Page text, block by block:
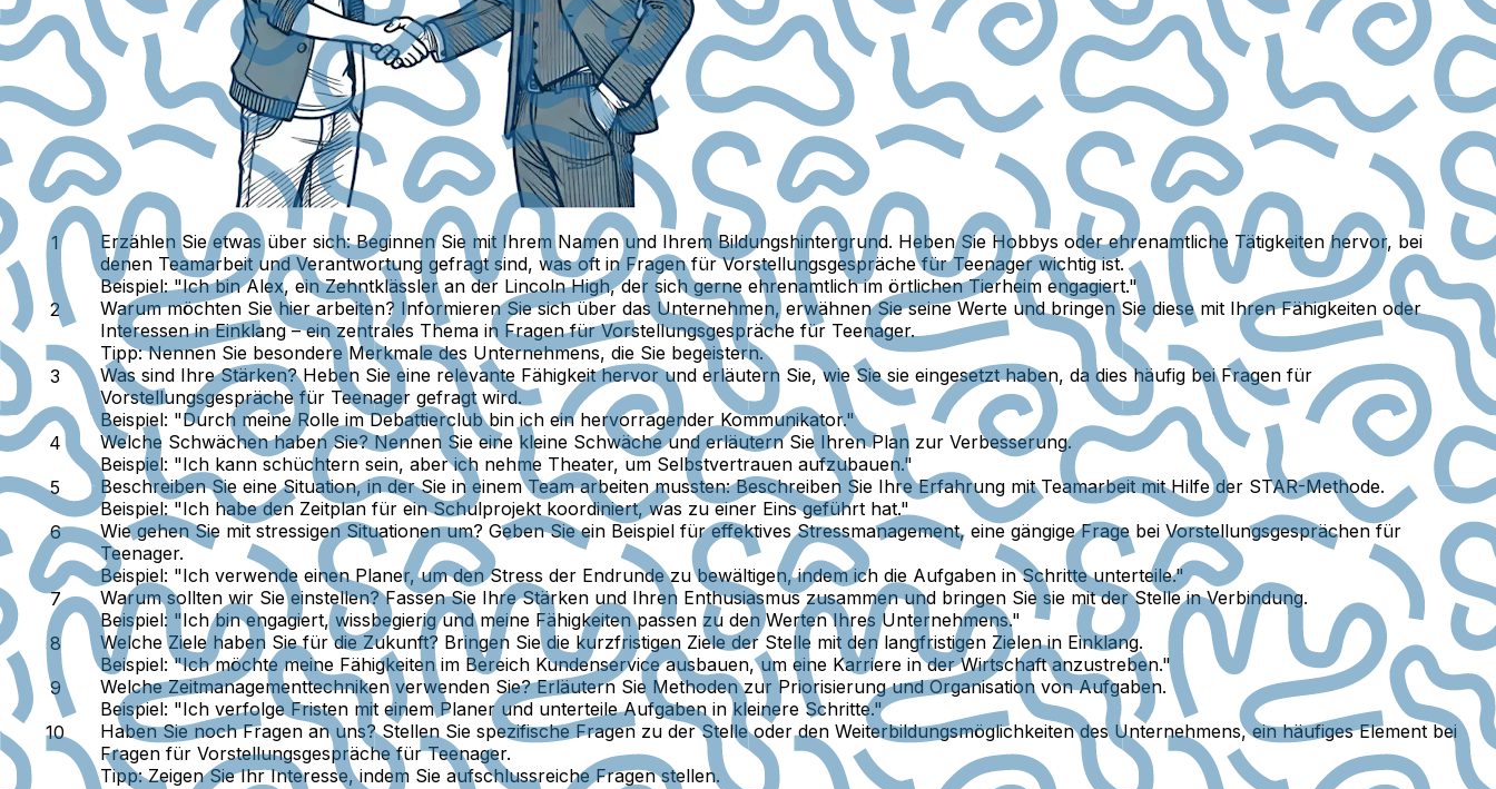
Erzählen Sie etwas über sich:Beginnen Sie mit Ihrem Namen und Ihrem Bildungshintergrund. Heben Sie Hobbys oder ehrenamtliche Tätigkeiten hervor, bei
denen Teamarbeit und Verantwortung gefragt sind, was oft in Fragen für Vorstellungsgespräche für Teenager wichtig ist.
Beispiel:"Ich bin Alex, ein Zehntklässler an der Lincoln High, der sich gerne ehrenamtlich im örtlichen Tierheim engagiert."
Warum möchten Sie hier arbeiten? Informieren Sie sich über das Unternehmen, erwähnen Sie seine Werte und bringen Sie diese mit Ihren Fähigkeiten oder
Interessen in Einklang – ein zentrales Thema in Fragen für Vorstellungsgespräche für Teenager.
Tipp:Nennen Sie besondere Merkmale des Unternehmens, die Sie begeistern.
Was sind Ihre Stärken?Heben Sie eine relevante Fähigkeit hervor und erläutern Sie, wie Sie sie eingesetzt haben, da dies häufig bei Fragen für
Vorstellungsgespräche für Teenager gefragt wird.
Beispiel: "Durch meine Rolle im Debattierclub bin ich ein hervorragender Kommunikator."
Welche Schwächen haben Sie? Nennen Sie eine kleine Schwäche und erläutern Sie Ihren Plan zur Verbesserung.
Beispiel: "Ich kann schüchtern sein, aber ich nehme Theater, um Selbstvertrauen aufzubauen."
Beschreiben Sie eine Situation, in der Sie in einem Team arbeiten mussten:Beschreiben Sie Ihre Erfahrung mit Teamarbeit mit Hilfe der STAR-Methode.
Beispiel: "Ich habe den Zeitplan für ein Schulprojekt koordiniert, was zu einer Eins geführt hat."
Wie gehen Sie mit stressigen Situationen um? Geben Sie ein Beispiel für effektives Stressmanagement, eine gängige Frage bei Vorstellungsgesprächen für
Teenager.
Beispiel: "Ich verwende einen Planer, um den Stress der Endrunde zu bewältigen, indem ich die Aufgaben in Schritte unterteile."
Warum sollten wir Sie einstellen?Fassen Sie Ihre Stärken und Ihren Enthusiasmus zusammen und bringen Sie sie mit der Stelle in Verbindung.
Beispiel: "Ich bin engagiert, wissbegierig und meine Fähigkeiten passen zu den Werten Ihres Unternehmens."
Welche Ziele haben Sie für die Zukunft? Bringen Sie die kurzfristigen Ziele der Stelle mit den langfristigen Zielen in Einklang.
Beispiel: "Ich möchte meine Fähigkeiten im Bereich Kundenservice ausbauen, um eine Karriere in der Wirtschaft anzustreben."
Welche Zeitmanagementtechniken verwenden Sie?Erläutern Sie Methoden zur Priorisierung und Organisation von Aufgaben.
Beispiel: "Ich verfolge Fristen mit einem Planer und unterteile Aufgaben in kleinere Schritte."
Haben Sie noch Fragen an uns?Stellen Sie spezifische Fragen zu der Stelle oder den Weiterbildungsmöglichkeiten des Unternehmens, ein häufiges Element bei
Fragen für Vorstellungsgespräche für Teenager.
Tipp:Zeigen Sie Ihr Interesse, indem Sie aufschlussreiche Fragen stellen.